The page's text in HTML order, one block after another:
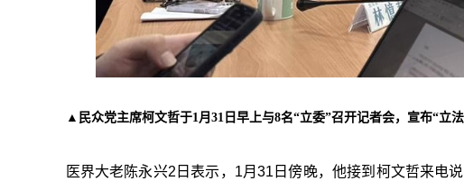
▲民众党主席柯文哲于1月31日早上与8名“立委”召开记者会，宣布“立法
医界大老陈永兴2日表示，1月31日傍晚，他接到柯文哲来电